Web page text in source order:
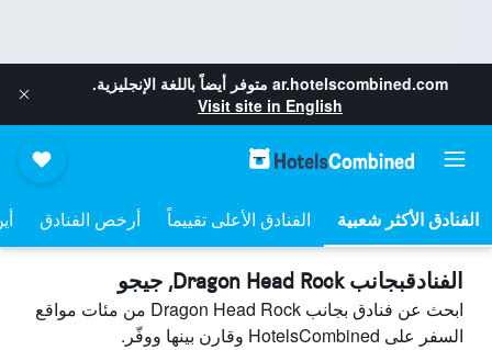
ar.hotelscombined.com متوفر أيضاً باللغة الإنجليزية.
Visit site in English
الفنادق الأعلى تقييماً أرخص الفنادق
الفنادقبجانب Dragon Head Rock, جيجو
ابحث عن فنادق بجانب Dragon Head Rock من مئات مواقع
السفر على HotelsCombined وقارن بينها ووفّر.